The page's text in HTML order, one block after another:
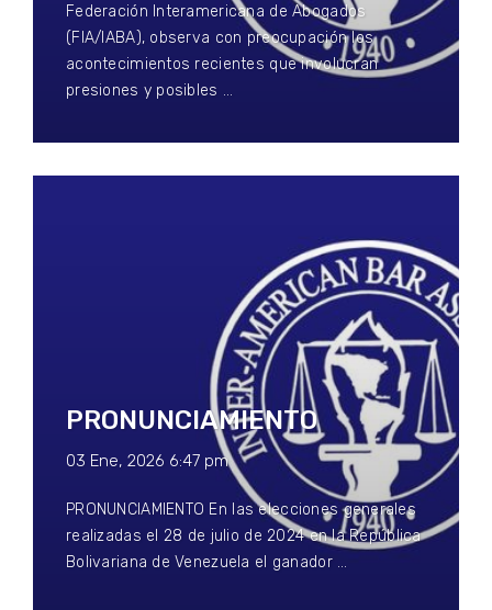
Federación Interamericana de Abogados
(FIA/IABA), observa con preocupación los
acontecimientos recientes que involucran
presiones y posibles …
PRONUNCIAMIENTO
03 Ene, 2026 6:47 pm
PRONUNCIAMIENTO En las elecciones generales
realizadas el 28 de julio de 2024 en la República
Bolivariana de Venezuela el ganador …